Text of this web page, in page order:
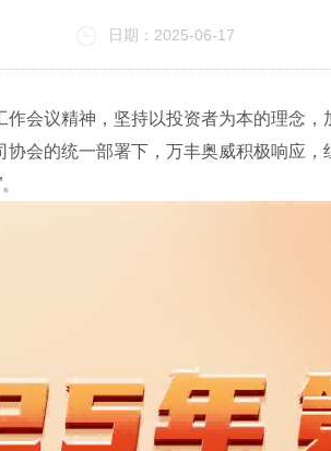
日期：2025-06-17
会议精神，坚持以投资者为本的理念
会的统一部署下， 万丰奥威积极响应，
。